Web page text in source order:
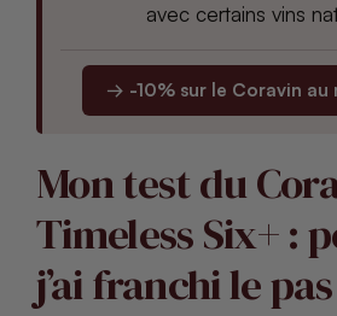
avec certains vins
→ -10% sur le Coravin au
Mon test du
Timeless Six+ :
j’ai franchi le pas